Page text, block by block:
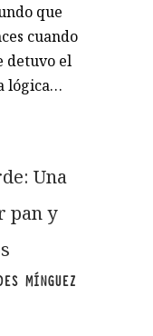
que
cuando
detuvo el
lógica…
Una
pan y
MÍNGUEZ